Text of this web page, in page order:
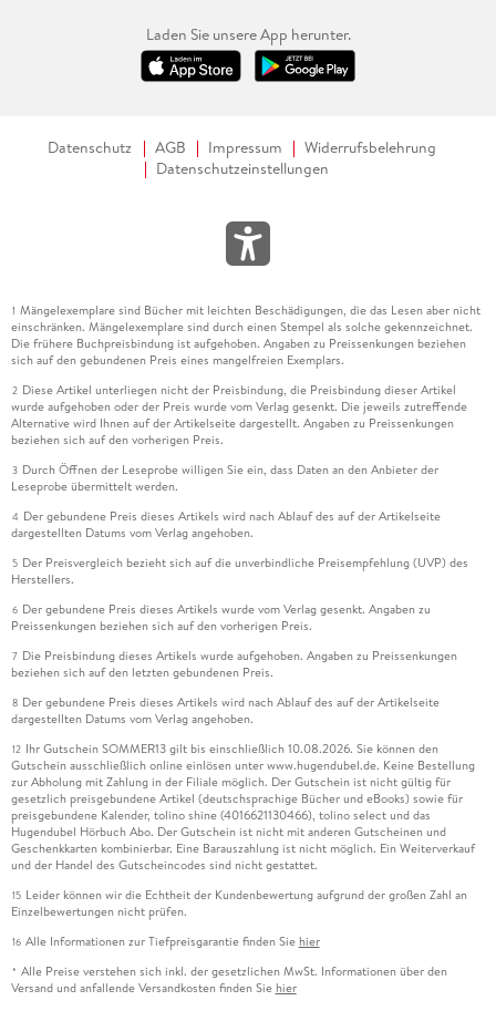
Laden Sie unsere App herunter.
Datenschutz AGB Impressum
Widerrufsbelehrung
Datenschutzeinstellungen
1 Mängelexemplare sind Bücher mit leichten Beschädigungen, die das Lesen aber nicht
einschränken. Mängelexemplare sind durch einen Stempel als solche gekennzeichnet.
Die frühere Buchpreisbindung ist aufgehoben. Angaben zu Preissenkungen beziehen
sich auf den gebundenen Preis eines mangelfreien Exemplars.
2 Diese Artikel unterliegen nicht der Preisbindung, die Preisbindung dieser Artikel
wurde aufgehoben oder der Preis wurde vom Verlag gesenkt. Die jeweils zutreffende
Alternative wird Ihnen auf der Artikelseite dargestellt. Angaben zu Preissenkungen
beziehen sich auf den vorherigen Preis.
3 Durch Öffnen der Leseprobe willigen Sie ein, dass Daten an den Anbieter der
Leseprobe übermittelt werden.
4 Der gebundene Preis dieses Artikels wird nach Ablauf des auf der Artikelseite
dargestellten Datums vom Verlag angehoben.
5 Der Preisvergleich bezieht sich auf die unverbindliche Preisempfehlung (UVP) des
Herstellers.
6 Der gebundene Preis dieses Artikels wurde vom Verlag gesenkt. Angaben zu
Preissenkungen beziehen sich auf den vorherigen Preis.
7 Die Preisbindung dieses Artikels wurde aufgehoben. Angaben zu Preissenkungen
beziehen sich auf den letzten gebundenen Preis.
8 Der gebundene Preis dieses Artikels wird nach Ablauf des auf der Artikelseite
dargestellten Datums vom Verlag angehoben.
12 Ihr Gutschein SOMMER13 gilt bis einschließlich 10.08.2026. Sie können den
Gutschein ausschließlich online einlösen unter www.hugendubel.de. Keine Bestellung
zur Abholung mit Zahlung in der Filiale möglich. Der Gutschein ist nicht gültig für
gesetzlich preisgebundene Artikel (deutschsprachige Bücher und eBooks) sowie für
preisgebundene Kalender, tolino shine (4016621130466), tolino select und das
Hugendubel Hörbuch Abo. Der Gutschein ist nicht mit anderen Gutscheinen und
Geschenkkarten kombinierbar. Eine Barauszahlung ist nicht möglich. Ein Weiterverkauf
und der Handel des Gutscheincodes sind nicht gestattet.
15 Leider können wir die Echtheit der Kundenbewertung aufgrund der großen Zahl an
Einzelbewertungen nicht prüfen.
16 Alle Informationen zur Tiefpreisgarantie finden Sie hier
* Alle Preise verstehen sich inkl. der gesetzlichen MwSt. Informationen über den
Versand und anfallende Versandkosten finden Sie hier